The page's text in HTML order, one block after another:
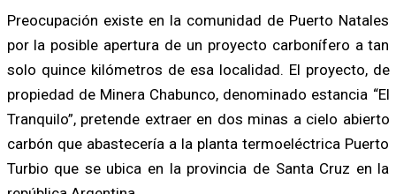
Preocupación existe en la comunidad de Puerto Natales
por la posible apertura de un proyecto carbonífero a tan
solo quince kilómetros de esa localidad. El proyecto, de
propiedad de Minera Chabunco, denominado estancia “El
Tranquilo”, pretende extraer en dos minas a cielo abierto
carbón que abastecería a la planta termoeléctrica Puerto
Turbio que se ubica en la provincia de Santa Cruz en la